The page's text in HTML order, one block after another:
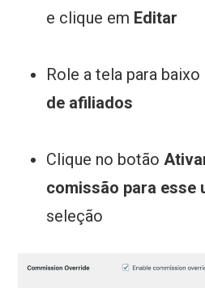
e clique em Editar
Role a tela para baixo
de afiliados
Clique no botão
comissão para esse
seleção